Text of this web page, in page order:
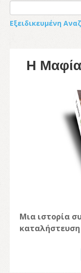
Εξειδικευμένη
Η
Μια ιστορία
καταλήστευση